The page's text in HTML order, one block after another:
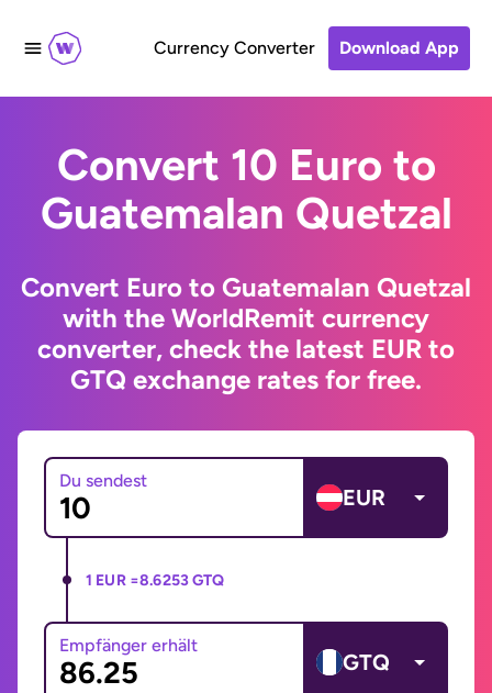
Currency Converter Download App
Convert 10 Euro to
Guatemalan Quetzal
Convert Euro to Guatemalan Quetzal
with the WorldRemit currency
converter, check the latest EUR to
GTQ exchange rates for free.
Du sendest
EUR
1 EUR =8.6253 GTQ
Empfänger erhält
GTQ